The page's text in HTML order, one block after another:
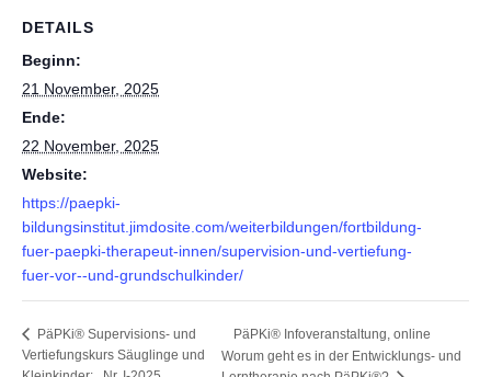
DETAILS
Beginn:
21 November, 2025
Ende:
22 November, 2025
Website:
https://paepki-
bildungsinstitut.jimdosite.com/weiterbildungen/fortbildung-
fuer-paepki-therapeut-innen/supervision-und-vertiefung-
fuer-vor--und-grundschulkinder/
PäPKi® Supervisions- und
Vertiefungskurs Säuglinge und
PäPKi® Infoveranstaltung, online
Worum geht es in der Entwicklungs- und